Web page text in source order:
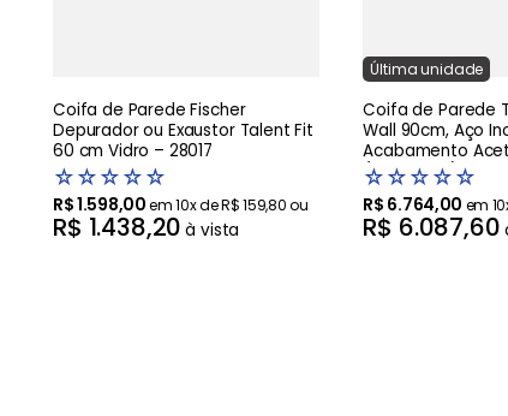
Coifa de Parede Fischer
Depurador ou Exaustor Talent Fit
60 cm Vidro – 28017
☆☆☆☆☆
R$1.598,00em10x deR$159,80ou
R$ 1.438,20 à vista
Últimaunidade
Coifa de Parede
Wall 90cm, Aço
Acabamento
(95800028) - 220V
☆☆☆☆☆
R$ 6.764,00 em 10
R$ 6.087,60